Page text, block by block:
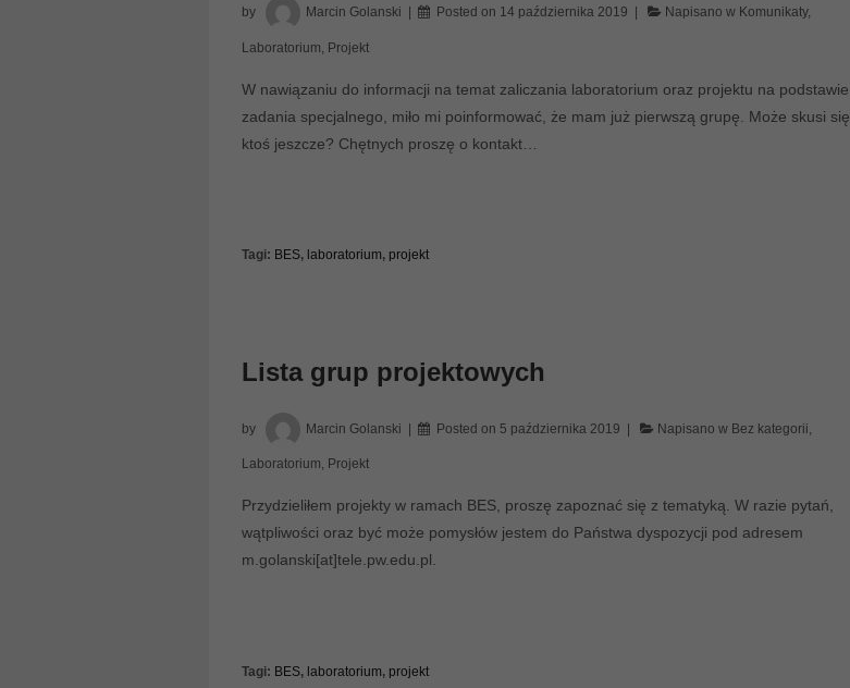
by Marcin Golanski Posted on 14 października 2019 Napisano w Komunikaty,
Laboratorium Projekt
W nawiązaniu do informacji na temat zaliczania laboratorium oraz projektu na podstawie
zadania specjalnego, miło mi poinformować, że mam już pierwszą grupę. Może skusi się
ktoś jeszcze? Chętnych proszę o kontakt…
Tagi: BES, laboratorium, projekt
Lista grup projektowych
by Marcin Golanski Posted on 5 października 2019 Napisano w Bez kategorii
Laboratorium, Projekt
Przydzieliłem projekty w ramach BES, proszę zapoznać się z tematyką. W razie pytań,
wątpliwości oraz być może pomysłów jestem do Państwa dyspozycji pod adresem
m.golanski[at]tele.pw.edu.pl.
Tagi: BES, laboratorium, projekt